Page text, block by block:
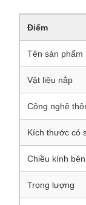
Điểm
Tên sản phẩm
Vật liệu nắp
Công nghệ
Kích thước có
Chiều kính
Trọng lượng